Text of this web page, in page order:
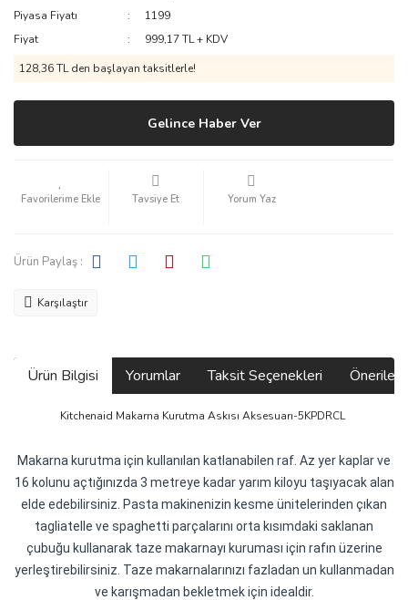
Piyasa Fiyatı
1199
Fiyat
999,17 TL + KDV
128,36 TL den başlayan taksitlerle!
Gelince Haber Ver
Tavsiye Et Yorum Yaz
Ürün Paylaş :
Karşılaştır
Ürün Bilgisi Yorumlar Taksit Seçenekleri
Kitchenaid Makarna Kurutma Askısı Aksesuarı-5KPDRCL
Makarna kurutma için kullanılan katlanabilen raf. Az yer kaplar ve
16 kolunu açtığınızda 3 metreye kadar yarım kiloyu taşıyacak alan
elde edebilirsiniz. Pasta makinenizin kesme ünitelerinden çıkan
tagliatelle ve spaghetti parçalarını orta kısımdaki saklanan
çubuğu kullanarak taze makarnayı kuruması için rafın üzerine
yerleştirebilirsiniz. Taze makarnalarınızı fazladan un kullanmadan
ve karışmadan bekletmek için idealdir.